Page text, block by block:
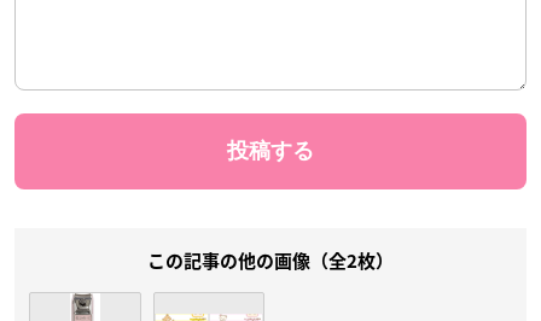
この記事の他の画像（全2枚）